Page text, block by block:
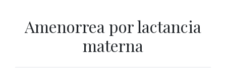
Amenorrea por lactancia
materna